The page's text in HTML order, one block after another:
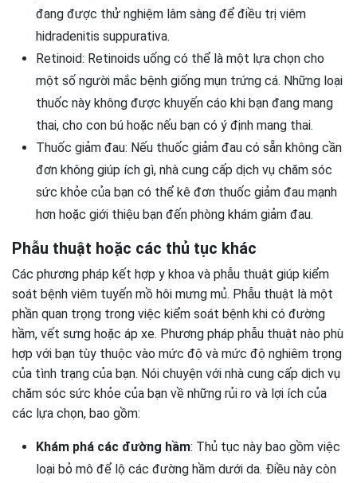
đang được thử nghiệm lâm sàng để điều trị viêm
hidradenitis suppurativa.
Retinoid: Retinoids uống có thể là một lựa chọn cho
một số người mắc bệnh giống mụn trứng cá. Những loại
thuốc này không được khuyến cáo khi bạn đang mang
thai, cho con bú hoặc nếu bạn có ý định mang thai.
Thuốc giảm đau: Nếu thuốc giảm đau có sẵn không cần
đơn không giúp ích gì, nhà cung cấp dịch vụ chăm sóc
sức khỏe của bạn có thể kê đơn thuốc giảm đau mạnh
hơn hoặc giới thiệu bạn đến phòng khám giảm đau.
Phẫu thuật hoặc các thủ tục khác
Các phương pháp kết hợp y khoa và phẫu thuật giúp kiểm
soát bệnh viêm tuyến mồ hôi mưng mủ. Phẫu thuật là một
phần quan trọng trong việc kiểm soát bệnh khi có đường
hầm, vết sưng hoặc áp xe. Phương pháp phẫu thuật nào phù
hợp với bạn tùy thuộc vào mức độ và mức độ nghiêm trọng
của tình trạng của bạn. Nói chuyện với nhà cung cấp dịch vụ
chăm sóc sức khỏe của bạn về những rủi ro và lợi ích của
các lựa chọn, bao gồm:
Khám phá các đường hầm: Thủ tục này bao gồm việc
loại bỏ mô để lộ các đường hầm dưới da. Điều này còn